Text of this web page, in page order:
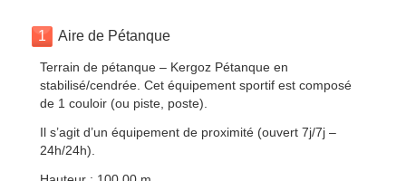
1 Aire de Pétanque
Terrain de pétanque – Kergoz Pétanque en
stabilisé/cendrée. Cet équipement sportif est composé
de 1 couloir (ou piste, poste).
Il s’agit d’un équipement de proximité (ouvert 7j/7j –
24h/24h).